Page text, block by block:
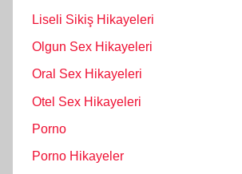
Liseli Sikiş Hikayeleri
Olgun Sex Hikayeleri
Oral Sex Hikayeleri
Otel Sex Hikayeleri
Porno
Porno Hikayeler